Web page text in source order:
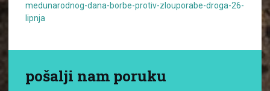
medunarodnog-dana-borbe-protiv-zlouporabe-droga-26-
lipnja
pošalji nam poruku